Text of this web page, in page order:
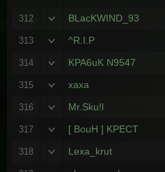
312 BLacKWIND_93
313 ^R.I.P
314 KPA6uK N9547
315 xaxa
316 Mr.Sku!l
317 [ BouH ] KPECT
318 Lexa_krut